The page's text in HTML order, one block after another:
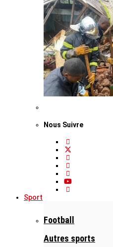
Nous Suivre
Sport
Football
Autres sports